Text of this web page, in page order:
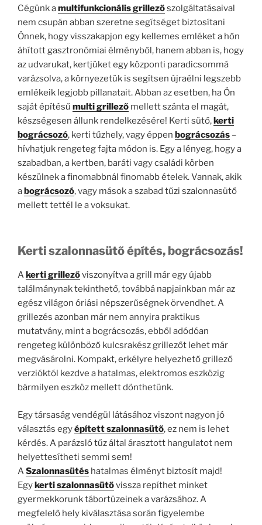
Cégünk amultifunkcionális grillezőszolgáltatásaival
nem csupán abban szeretne segítséget biztosítani
Önnek, hogy visszakapjon egy kellemes emléket a hőn
áhított gasztronómiai élményből, hanem abban is, hogy
az udvarukat, kertjüket egy központi paradicsommá
varázsolva, a környezetük is segítsen újraélni legszebb
emlékeik legjobb pillanatait. Abban az esetben, ha Ön
saját építésű multi grillező mellett szánta el magát,
készségesen állunk rendelkezésére! Kerti sütő,kerti
bográcsozó, kerti tűzhely, vagy éppen bográcsozás –
hívhatjuk rengeteg fajta módon is. Egy a lényeg, hogy a
szabadban, a kertben, baráti vagy családi körben
készülnek a finomabbnál finomabb ételek. Vannak, akik
abográcsozó, vagy mások a szabad tűzi szalonnasütő
mellett tettél le a voksukat.
Kerti szalonnasütő építés, bográcsozás!
A kerti grillezőviszonyítva a grill már egy újabb
találmánynak tekinthető, továbbá napjainkban már az
egész világon óriási népszerűségnek örvendhet. A
grillezés azonban már nem annyira praktikus
mutatvány, mint a bográcsozás, ebből adódóan
rengeteg különböző kulcsrakész grillezőt lehet már
megvásárolni. Kompakt, erkélyre helyezhető grillező
verzióktól kezdve a hatalmas, elektromos eszközig
bármilyen eszköz mellett dönthetünk.
Egy társaság vendégül látásához viszont nagyon jó
választás egyépített szalonnasütő, ez nem is lehet
kérdés. A parázsló tűz által árasztott hangulatot nem
helyettesítheti semmi sem!
ASzalonnasütés hatalmas élményt biztosít majd!
Egykerti szalonnasütővissza repíthet minket
gyermekkorunk tábortüzeinek a varázsához. A
megfelelő hely kiválasztása során figyelembe